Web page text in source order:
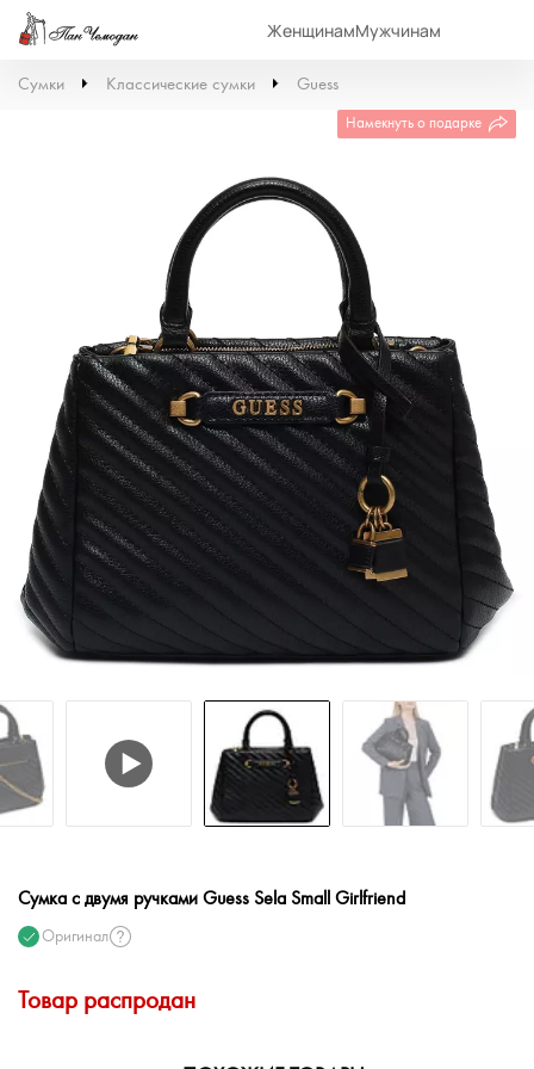
ЖенщинамМужчинам
Сумки Классические сумки Guess
Намекнуть о подарке
Сумка с двумя ручками Guess Sela Small Girlfriend
Оригинал
Товар распродан